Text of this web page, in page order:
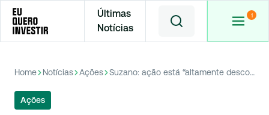
Últimas
Notícias
Home Notícias Ações Suzano: ação está “altamente descontada”, diz BTG
Ações